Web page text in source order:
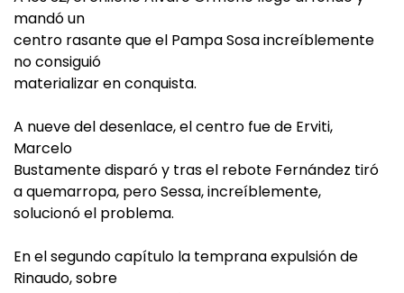
mandó un
centro rasante que el Pampa Sosa increíblemente
no consiguió
materializar en conquista.
A nueve del desenlace, el centro fue de Erviti,
Marcelo
Bustamente disparó y tras el rebote Fernández tiró
a quemarropa, pero Sessa, increíblemente,
solucionó el problema.
En el segundo capítulo la temprana expulsión de
Rinaudo, sobre